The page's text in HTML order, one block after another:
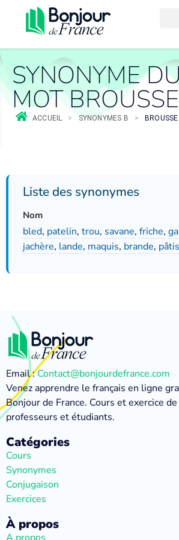
SYNONYME DU
MOT BROUSSE
ACCUEIL > SYNONYMES B > BROUSSE
Liste des synonymes
Nom
bled, patelin, trou, savane, friche,
jachère, lande, maquis, brande, pâtis
Email :Contact@bonjourdefrance.com
Venez apprendre le français en ligne
Bonjour de France. Cours et exercice
professeurs et étudiants.
Catégories
Cours
Synonymes
Conjugaison
Exercices
À propos